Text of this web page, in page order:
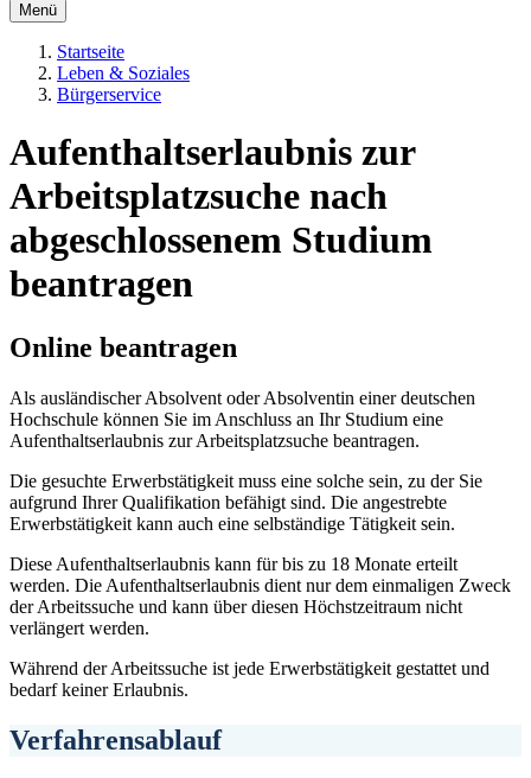
Menü
Startseite
Leben & Soziales
Bürgerservice
Aufenthaltserlaubnis zur
Arbeitsplatzsuche nach
abgeschlossenem Studium
beantragen
Online beantragen
Als ausländischer Absolvent oder Absolventin einer deutschen
Hochschule können Sie im Anschluss an Ihr Studium eine
Aufenthaltserlaubnis zur Arbeitsplatzsuche beantragen.
Die gesuchte Erwerbstätigkeit muss eine solche sein, zu der Sie
aufgrund Ihrer Qualifikation befähigt sind. Die angestrebte
Erwerbstätigkeit kann auch eine selbständige Tätigkeit sein.
Diese Aufenthaltserlaubnis kann für bis zu 18 Monate erteilt
werden. Die Aufenthaltserlaubnis dient nur dem einmaligen Zweck
der Arbeitssuche und kann über diesen Höchstzeitraum nicht
verlängert werden.
Während der Arbeitssuche ist jede Erwerbstätigkeit gestattet und
bedarf keiner Erlaubnis.
Verfahrensablauf